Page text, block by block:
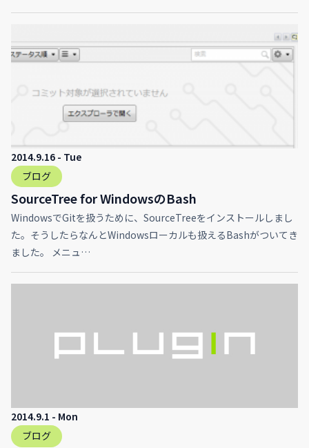
2014.9.16 - Tue
ブログ
SourceTree for WindowsのBash
WindowsでGitを扱うために、SourceTreeをインストールしまし
た。そうしたらなんとWindowsローカルも扱えるBashがついてき
ました。 メニュ…
2014.9.1 - Mon
ブログ